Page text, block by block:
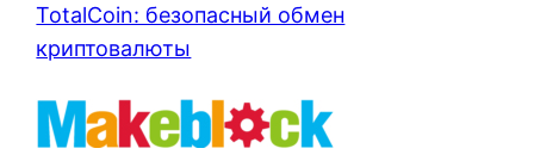
TotalCoin: безопасный обмен
криптовалюты